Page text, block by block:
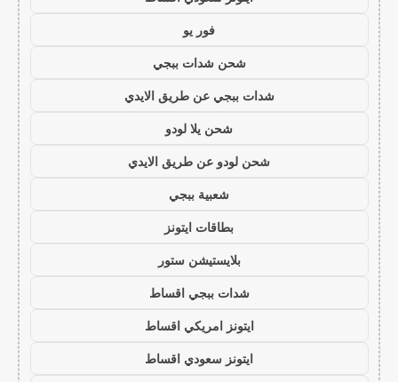
فور يو
شحن شدات ببجي
شدات ببجي عن طريق الايدي
شحن يلا لودو
شحن لودو عن طريق الايدي
شعبية ببجي
بطاقات ايتونز
بلايستيشن ستور
شدات ببجي اقساط
ايتونز امريكي اقساط
ايتونز سعودي اقساط